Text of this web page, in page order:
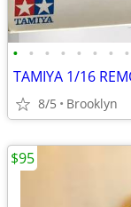
• • • • • • • •
8/5 Brooklyn
$95